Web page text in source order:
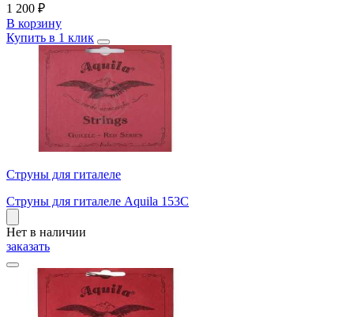
1 200 ₽
В корзину
Купить в 1 клик
Струны для гиталеле
Струны для гиталеле Aquila 153C
Нет в наличии
заказать